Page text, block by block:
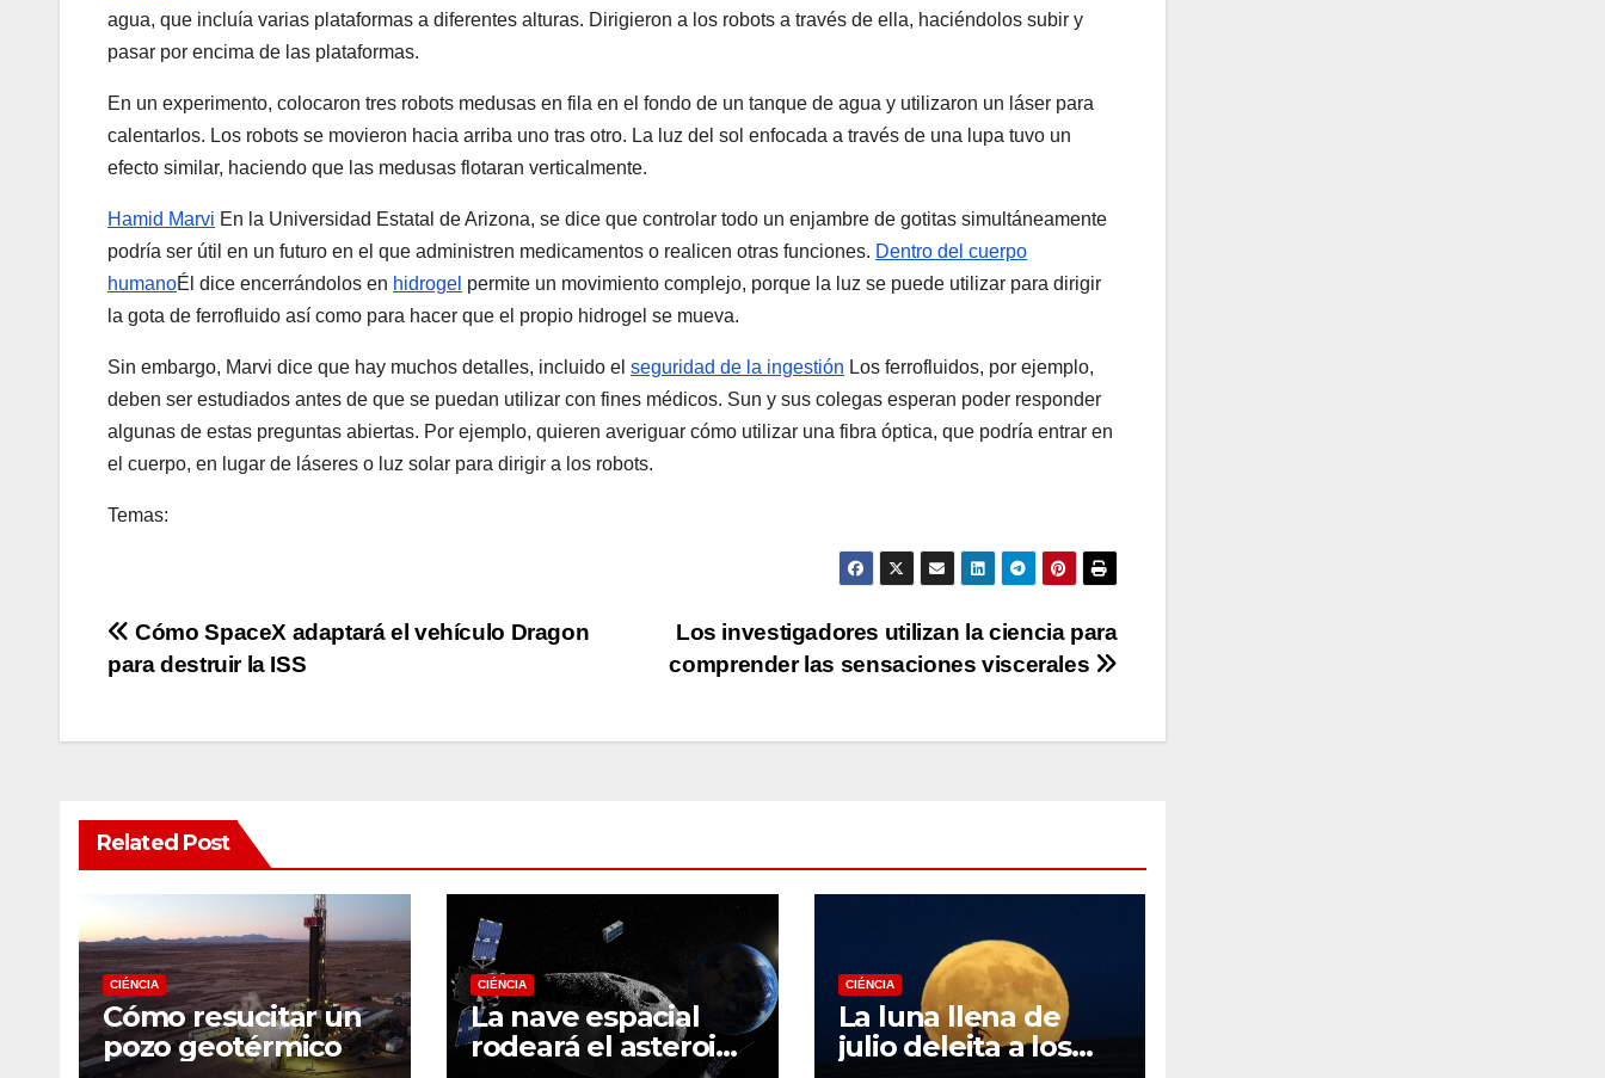
agua, que incluía varias plataformas a diferentes alturas. Dirigieron a los robots a través de ella, haciéndolos subir y
pasar por encima de las plataformas.
En un experimento, colocaron tres robots medusas en fila en el fondo de un tanque de agua y utilizaron un láser para
calentarlos. Los robots se movieron hacia arriba uno tras otro. La luz del sol enfocada a través de una lupa tuvo un
efecto similar, haciendo que las medusas flotaran verticalmente.
Hamid Marvi En la Universidad Estatal de Arizona, se dice que controlar todo un enjambre de gotitas simultáneamente
podría ser útil en un futuro en el que administren medicamentos o realicen otras funciones. Dentro del cuerpo
humanoÉl dice encerrándolos en hidrogel permite un movimiento complejo, porque la luz se puede utilizar para dirigir
la gota de ferrofluido así como para hacer que el propio hidrogel se mueva.
Sin embargo, Marvi dice que hay muchos detalles, incluido el seguridad de la ingestión Los ferrofluidos, por ejemplo,
deben ser estudiados antes de que se puedan utilizar con fines médicos. Sun y sus colegas esperan poder responder
algunas de estas preguntas abiertas. Por ejemplo, quieren averiguar cómo utilizar una fibra óptica, que podría entrar en
el cuerpo, en lugar de láseres o luz solar para dirigir a los robots.
Temas:
Post
navigation
Los investigadores utilizan la ciencia para
comprender las sensaciones viscerales
Cómo SpaceX adaptará el vehículo Dragon
para destruir la ISS
Related Post
CIÉNCIA
Cómo resucitar un
pozo geotérmico
CIÉNCIA
La nave espacial
rodeará el asteroide
CIÉNCIA
La luna llena de
julio deleita a los